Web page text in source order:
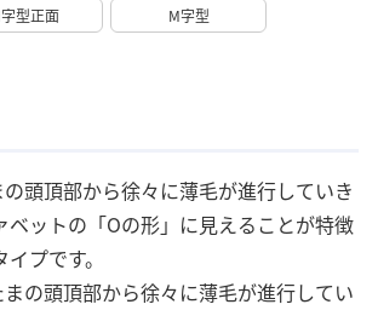
型正面 M字型
頭頂部から徐々に薄毛が進行していき
ベットの「Oの形」に見えることが特徴
プです。
の頭頂部から徐々に薄毛が進行してい